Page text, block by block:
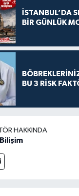
İSTANBUL’DA
BİR GÜNLÜK
BU 3 RİSK
HAKKINDA